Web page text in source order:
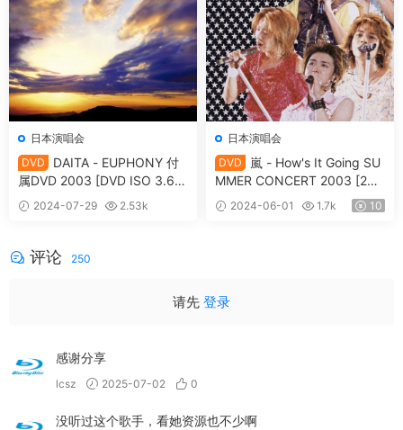
日本演唱会
DVD
DAITA - EUPHONY 付
属DVD 2003 [DVD ISO 3.66
GB]2024-07-29
2.53k
日本演唱会
DVD
嵐 - How's It Going SU
MMER CONCERT 2003 [2DV
D ISO 14.8GB]
2024-06-01 1.7k 10
评论 250
请先 登录
感谢分享
lcsz 2025-07-02 0
没听过这个歌手，看她资源也不少啊